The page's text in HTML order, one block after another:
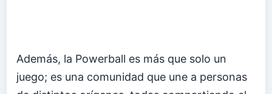
Además, la Powerball es más que solo un
juego; es una comunidad que une a personas